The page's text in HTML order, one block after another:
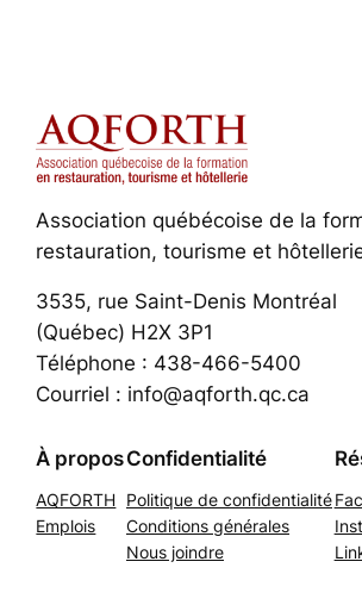
Association québécoise de la
restauration, tourisme et
3535, rue Saint-Denis Montréal
(Québec) H2X 3P1
Téléphone : 438-466-5400
Courriel : info@aqforth.qc.ca
À propos
AQFORTH
Emplois
Confidentialité
Politique de confidentialité
Conditions générales
Nous joindre